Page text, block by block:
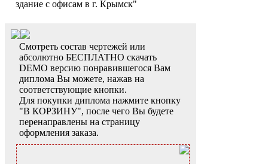
здание с офисам в г. Крымск"
Смотреть состав чертежей или
абсолютно БЕСПЛАТНО скачать
DEMO версию понравившегося Вам
диплома Вы можете, нажав на
соответствующие кнопки.
Для покупки диплома нажмите кнопку
"В КОРЗИНУ", после чего Вы будете
перенаправлены на страницу
оформления заказа.